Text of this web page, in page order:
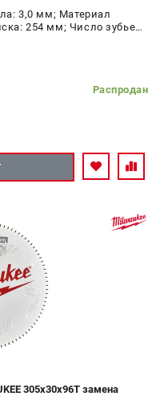
3,0 мм; Материал
254 мм; Число зубьев:
Распродан
305x30x96Т замена